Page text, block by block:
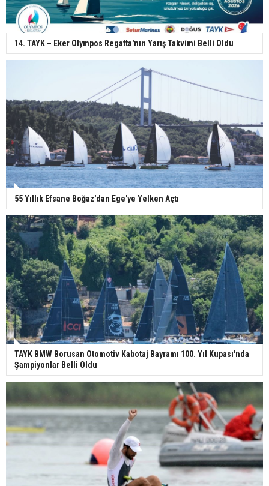
14. TAYK – Eker Olympos Regatta'nın Yarış Takvimi Belli Oldu
55 Yıllık Efsane Boğaz'dan Ege'ye Yelken Açtı
TAYK BMW Borusan Otomotiv Kabotaj Bayramı 100. Yıl Kupası'nda
Şampiyonlar Belli Oldu